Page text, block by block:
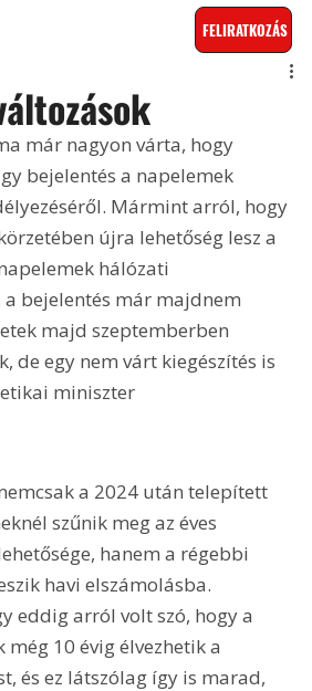
FELIRATKOZÁS
már nagyon várta, hogy
bejelentés a napelemek
Mármint arról, hogy
újra lehetőség lesz a
hálózati
a bejelentés már majdnem
majd szeptemberben
de egy nem várt kiegészítés is
miniszter
a 2024 után telepített
szűnik meg az éves
hanem a régebbi
havi elszámolásba.
eddig arról volt szó, hogy a
10 évig élvezhetik a
és ez látszólag így is marad,